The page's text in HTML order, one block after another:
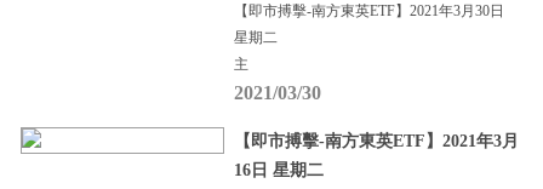
【即市搏擊-南方東英ETF】2021年3月30日
星期二
主
2021/03/30
【即市搏擊-南方東英ETF】2021年3月
16日 星期二